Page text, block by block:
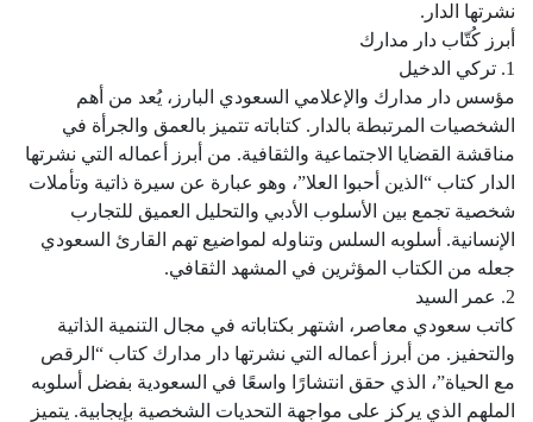
نشرتها الدار.
أبرز كُتّاب دار مدارك
1. تركي الدخيل
مؤسس دار مدارك والإعلامي السعودي البارز، يُعد من أهم
الشخصيات المرتبطة بالدار. كتاباته تتميز بالعمق والجرأة في
مناقشة القضايا الاجتماعية والثقافية. من أبرز أعماله التي نشرتها
الدار كتاب “الذين أحبوا العلا”، وهو عبارة عن سيرة ذاتية وتأملات
شخصية تجمع بين الأسلوب الأدبي والتحليل العميق للتجارب
الإنسانية. أسلوبه السلس وتناوله لمواضيع تهم القارئ السعودي
جعله من الكتاب المؤثرين في المشهد الثقافي.
2. عمر السيد
كاتب سعودي معاصر، اشتهر بكتاباته في مجال التنمية الذاتية
والتحفيز. من أبرز أعماله التي نشرتها دار مدارك كتاب “الرقص
مع الحياة”، الذي حقق انتشارًا واسعًا في السعودية بفضل أسلوبه
الملهم الذي يركز على مواجهة التحديات الشخصية بإيجابية. يتميز